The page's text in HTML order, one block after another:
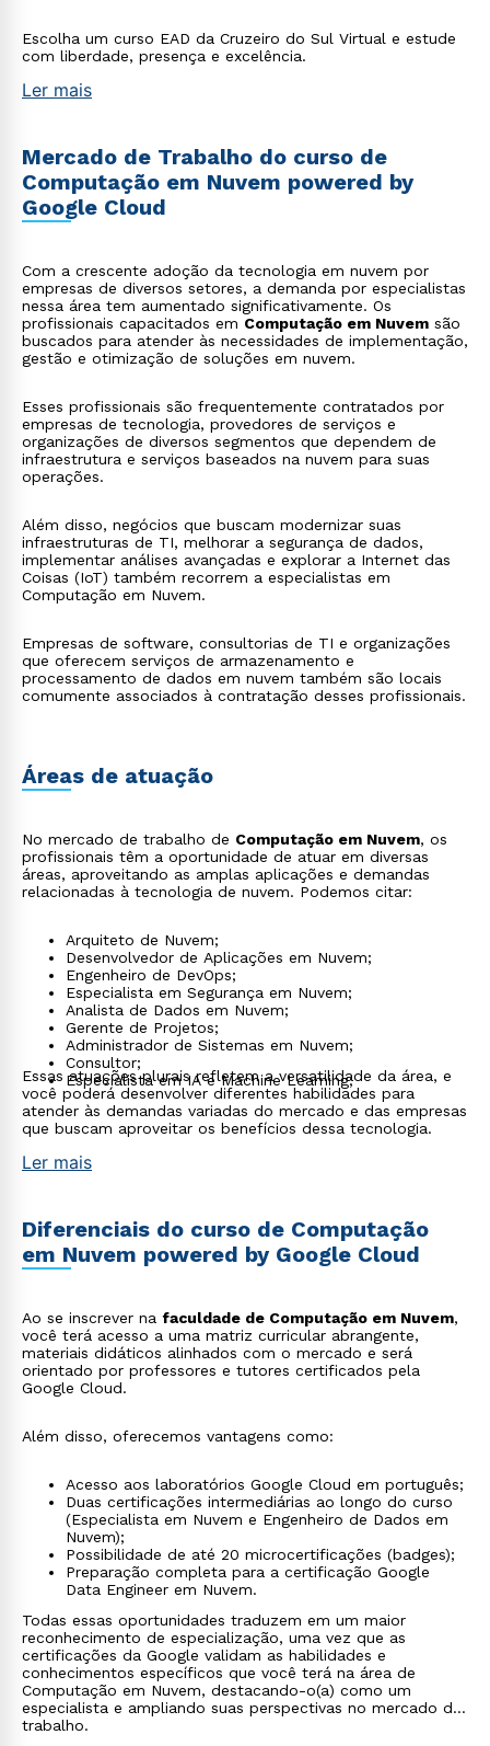
Escolha um curso EAD da Cruzeiro do Sul Virtual e estude
com liberdade, presença e excelência.
Ler mais
Mercado de Trabalho do curso de
Computação em Nuvem powered by
Google Cloud
Com a crescente adoção da tecnologia em nuvem por
empresas de diversos setores, a demanda por especialistas
nessa área tem aumentado significativamente. Os
profissionais capacitados em Computação em Nuvem são
buscados para atender às necessidades de implementação,
gestão e otimização de soluções em nuvem.
Esses profissionais são frequentemente contratados por
empresas de tecnologia, provedores de serviços e
organizações de diversos segmentos que dependem de
infraestrutura e serviços baseados na nuvem para suas
operações.
Além disso, negócios que buscam modernizar suas
infraestruturas de TI, melhorar a segurança de dados,
implementar análises avançadas e explorar a Internet das
Coisas (IoT) também recorrem a especialistas em
Computação em Nuvem.
Empresas de software, consultorias de TI e organizações
que oferecem serviços de armazenamento e
processamento de dados em nuvem também são locais
comumente associados à contratação desses profissionais.
Áreas de atuação
No mercado de trabalho de Computação em Nuvem, os
profissionais têm a oportunidade de atuar em diversas
áreas, aproveitando as amplas aplicações e demandas
relacionadas à tecnologia de nuvem. Podemos citar:
Arquiteto de Nuvem;
Desenvolvedor de Aplicações em Nuvem;
Engenheiro de DevOps;
Especialista em Segurança em Nuvem;
Analista de Dados em Nuvem;
Gerente de Projetos;
Administrador de Sistemas em Nuvem;
Consultor;
Especialista em IA e Machine Learning;
Essas atuações plurais refletem a versatilidade da área, e
você poderá desenvolver diferentes habilidades para
atender às demandas variadas do mercado e das empresas
que buscam aproveitar os benefícios dessa tecnologia.
Ler mais
Diferenciais do curso de Computação
em Nuvem powered by Google Cloud
Ao se inscrever na faculdade de Computação em Nuvem,
você terá acesso a uma matriz curricular abrangente,
materiais didáticos alinhados com o mercado e será
orientado por professores e tutores certificados pela
Google Cloud.
Além disso, oferecemos vantagens como:
Acesso aos laboratórios Google Cloud em português;
Duas certificações intermediárias ao longo do curso
(Especialista em Nuvem e Engenheiro de Dados em
Nuvem);
Possibilidade de até 20 microcertificações (badges);
Preparação completa para a certificação Google
Data Engineer em Nuvem.
Todas essas oportunidades traduzem em um maior
reconhecimento de especialização, uma vez que as
certificações da Google validam as habilidades e
conhecimentos específicos que você terá na área de
Computação em Nuvem, destacando-o(a) como um
especialista e ampliando suas perspectivas no mercado de
trabalho.